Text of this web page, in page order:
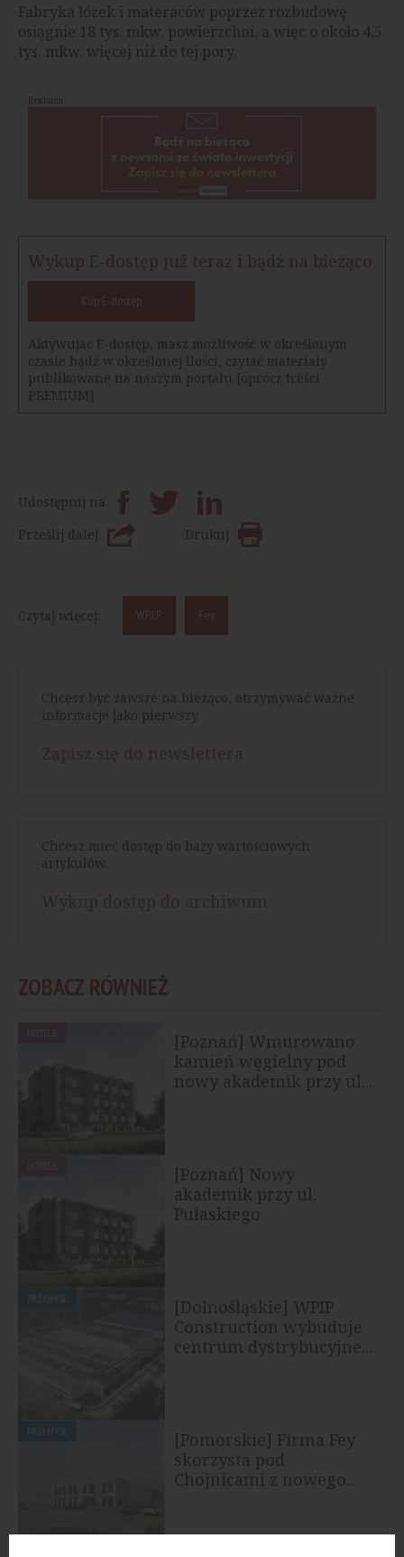
Fabryka łóżek i materaców poprzez rozbudowę
osiągnie 18 tys. mkw. powierzchni, a więc o około 4,5
tys. mkw. więcej niż do tej pory.
Reklama
Wykup E-dostęp już teraz i bądź na bieżąco
Kup E-dostęp
Aktywujac E-dostęp, masz możliwość w określonym
czasie bądź w określonej ilości, czytać materiały
publikowane na naszym portalu [oprócz treści
PREMIUM].
Udostępnij na
Prześlij dalej
Drukuj
Czytaj więcej: W.P.I.P. Fey
Chcesz być zawsze na bieżąco, otrzymywać ważne
informacje jako pierwszy.
Chcesz mieć dostęp do bazy wartościowych
artykułów.
ZOBACZ RÓWNIEŻ
[Poznań] Wmurowano
kamień węgielny pod
nowy akademik przy ul...
[Poznań] Nowy
akademik przy ul.
Pułaskiego
[Dolnośląskie] WPIP
Construction wybuduje
centrum dystrybucyjne...
[Pomorskie] Firma Fey
skorzysta pod
Chojnicami z nowego...